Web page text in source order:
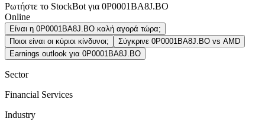
Ρωτήστε το StockBot για 0P0001BA8J.BO
Online
Είναι η 0P0001BA8J.BO καλή αγορά τώρα;
Ποιοι είναι οι κύριοι κίνδυνοι;
Σύγκρινε 0P0001BA8J.BO vs AMD
Earnings outlook για 0P0001BA8J.BO
Sector
Financial Services
Industry